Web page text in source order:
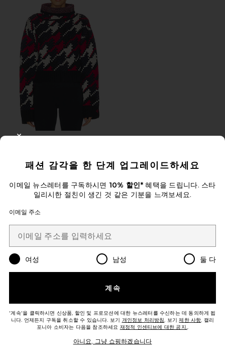
$243 Previous price:
$495
Favorite ZADIE 점프수트
패션 감각을 한 단계 업그레이드하세요
이메일 뉴스레터를 구독하시면 10% 할인*혜택을 드립니다. 스타
일리시한 절친이 생긴 것 같은 기분을 느껴보세요.
이메일 주소
여성 남성 둘 다
계속
'계속'을 클릭하시면 신상품, 할인 및 프로모션에 대한 뉴스레터를 수신하는 데 동의하게 됩
니다. 언제든지 구독을 취소할 수 있습니다. 보기 개인정보 처리방침. 보기제한 사항. 캘리
포니아 소비자는 다음을 참조하세요 재정적 인센티브에 대한 공지..
아니요, 그냥 쇼핑하겠습니다